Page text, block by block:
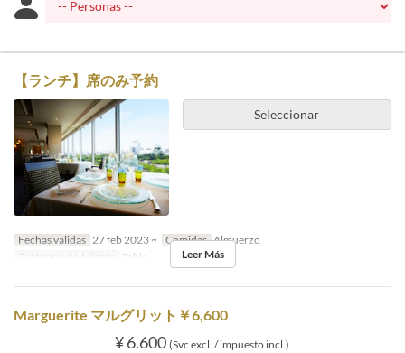
【ランチ】席のみ予約
Seleccionar
Fechas validas 27 feb 2023 ~ Comidas Almuerzo
Categoría de Asiento
Table Leer Más
Marguerite マルグリット￥6,600
¥ 6.600 (Svc excl. / impuesto incl.)